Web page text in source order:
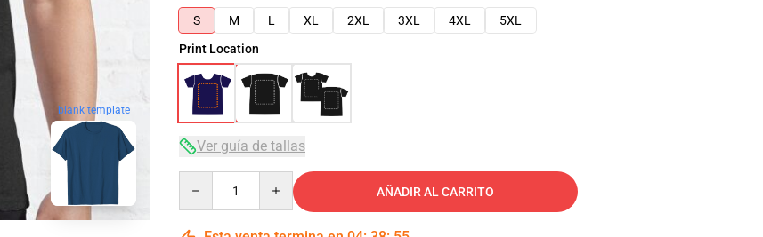
blank template
S
M L XL 2XL 3XL 4XL
5XL
Print Location
Ver guía de tallas
AÑADIR AL CARRITO